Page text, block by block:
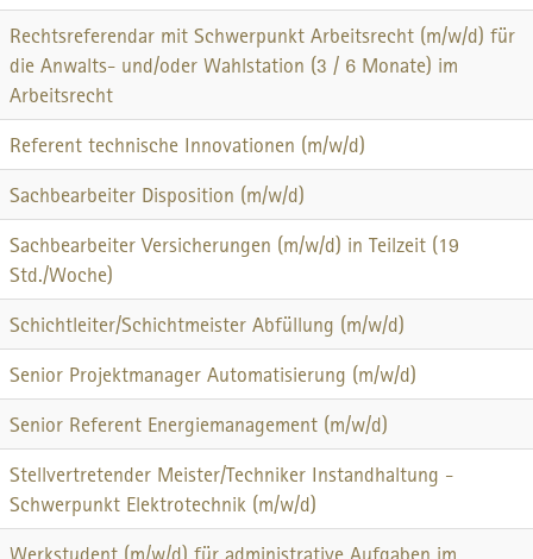
Rechtsreferendar mit Schwerpunkt Arbeitsrecht (m/w/d) für
die Anwalts- und/oder Wahlstation (3 / 6 Monate) im
Arbeitsrecht
Referent technische Innovationen (m/w/d)
Sachbearbeiter Disposition (m/w/d)
Sachbearbeiter Versicherungen (m/w/d) in Teilzeit (19
Std./Woche)
Schichtleiter/Schichtmeister Abfüllung (m/w/d)
Senior Projektmanager Automatisierung (m/w/d)
Senior Referent Energiemanagement (m/w/d)
Stellvertretender Meister/Techniker Instandhaltung -
Schwerpunkt Elektrotechnik (m/w/d)
Werkstudent (m/w/d) für administrative Aufgaben im